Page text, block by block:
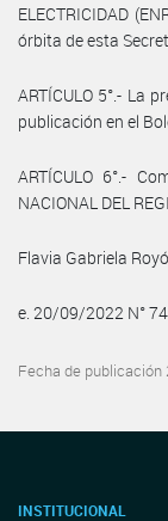
ELECTRICIDAD
órbita de esta
ARTÍCULO 5°.- La
publicación en el
ARTÍCULO 6°.-
NACIONAL DEL
Flavia Gabriela
e. 20/09/2022 N°
Fecha de
INSTITUCIONAL